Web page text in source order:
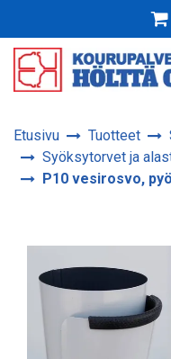
Etusivu Tuotteet
Syöksytorvet ja
P10 vesirosvo,